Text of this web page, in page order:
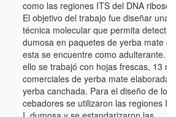
como las regiones ITS del DNA
El objetivo del trabajo fue diseñar una
técnica molecular que permita
dumosa en paquetes de yerba mate
esta se encuentre como adulterante.
ello se trabajó con hojas frescas, 13
comerciales de yerba mate elaborada y
yerba canchada. Para el diseño de los
cebadores se utilizaron las regiones